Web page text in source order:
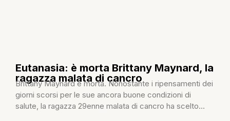
Eutanasia: è morta Brittany Maynard, la
ragazza malata di cancro
Brittany Maynard è morta. Nonostante i ripensamenti dei
giorni scorsi per le sue ancora buone condizioni di
salute, la ragazza 29enne malata di cancro ha scelto...